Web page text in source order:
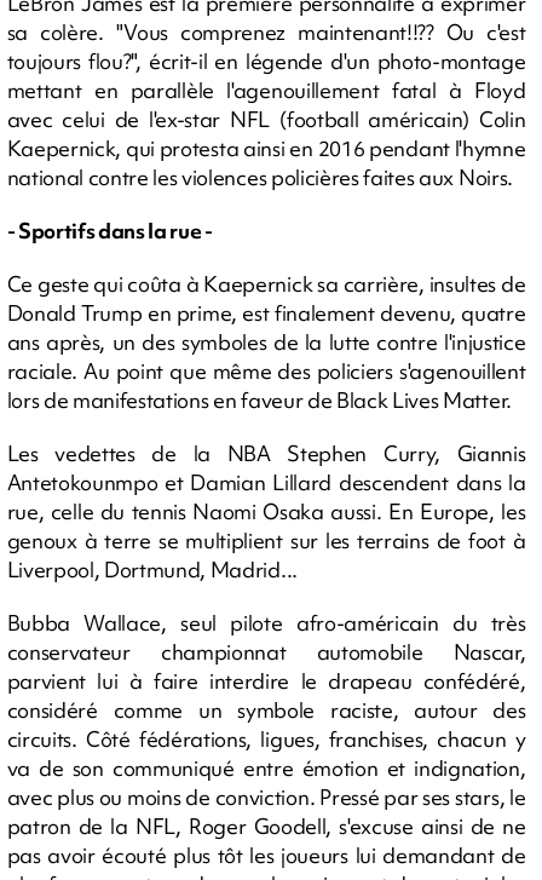
sa colère. "Vous comprenez maintenant!!?? Ou c'est
toujours flou?", écrit-il en légende d'un photo-montage
mettant en parallèle l'agenouillement fatal à Floyd
avec celui de l'ex-star NFL (football américain) Colin
Kaepernick, qui protesta ainsi en 2016 pendant l'hymne
national contre les violences policières faites aux Noirs.
- Sportifs dans la rue -
Ce geste qui coûta à Kaepernick sa carrière, insultes de
Donald Trump en prime, est finalement devenu, quatre
ans après, un des symboles de la lutte contre l'injustice
raciale. Au point que même des policiers s'agenouillent
lors de manifestations en faveur de Black Lives Matter.
Les vedettes de la NBA Stephen Curry, Giannis
Antetokounmpo et Damian Lillard descendent dans la
rue, celle du tennis Naomi Osaka aussi. En Europe, les
genoux à terre se multiplient sur les terrains de foot à
Liverpool, Dortmund, Madrid...
Bubba Wallace, seul pilote afro-américain du très
conservateur championnat automobile Nascar,
parvient lui à faire interdire le drapeau confédéré,
considéré comme un symbole raciste, autour des
circuits. Côté fédérations, ligues, franchises, chacun y
va de son communiqué entre émotion et indignation,
avec plus ou moins de conviction. Pressé par ses stars, le
patron de la NFL, Roger Goodell, s'excuse ainsi de ne
pas avoir écouté plus tôt les joueurs lui demandant de